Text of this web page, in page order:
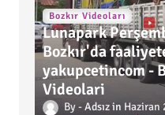
Bozkır Videoları
Lunapark
Bozkır'da
yakupcetincom -
Videolari
Adsız Haziran